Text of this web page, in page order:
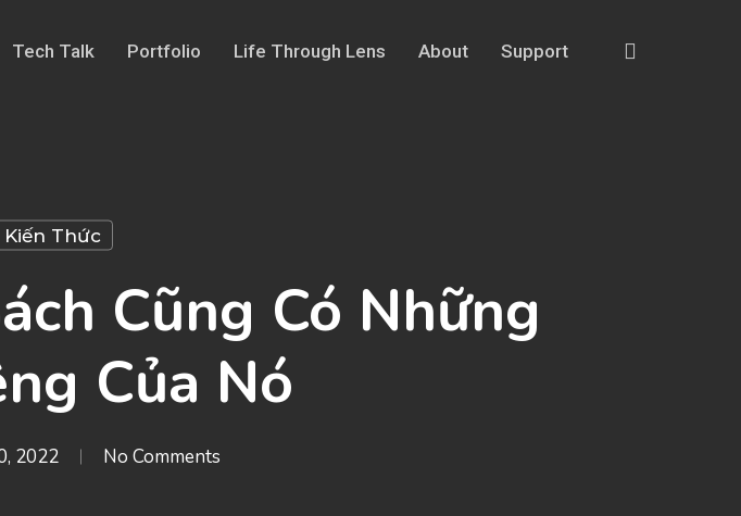
Tech Talk Portfolio Life Through Lens About Support
Kiến Thức
Cũng Có Những
Của Nó
2022 No Comments